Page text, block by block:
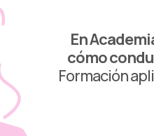
En
cómo
Formación